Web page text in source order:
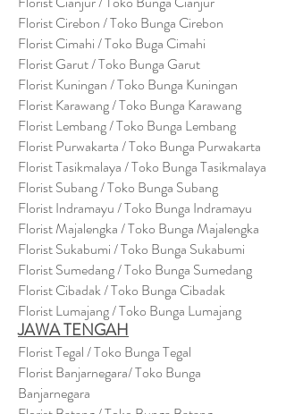
Florist Cirebon / Toko Bunga Cirebon
Florist Cimahi / Toko Buga Cimahi
Florist Garut / Toko Bunga Garut
Florist Kuningan / Toko Bunga Kuningan
Florist Karawang / Toko Bunga Karawang
Florist Lembang / Toko Bunga Lembang
Florist Purwakarta / Toko Bunga Purwakarta
Florist Tasikmalaya / Toko Bunga Tasikmalaya
Florist Subang / Toko Bunga Subang
Florist Indramayu / Toko Bunga Indramayu
Florist Majalengka / Toko Bunga Majalengka
Florist Sukabumi / Toko Bunga Sukabumi
Florist Sumedang / Toko Bunga Sumedang
Florist Cibadak / Toko Bunga Cibadak
Florist Lumajang / Toko Bunga Lumajang
JAWA TENGAH
Florist Tegal / Toko Bunga Tegal
Florist Banjarnegara/ Toko Bunga
Banjarnegara